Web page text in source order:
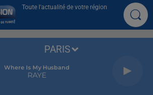
Toute l'actualité de votre région
Where Is My Husband
RAYE
PARIS